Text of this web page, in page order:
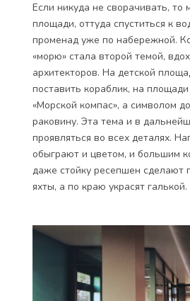
Если никуда не сворачивать,
площади, оттуда спуститься к
променад уже по набережной.
«морю» стала второй темой,
архитекторов. На детской
поставить кораблик, на
«Морской компас», а символом
раковину. Эта тема и в
проявляться во всех деталях.
обыграют и цветом, и большим
даже стойку ресепшен сделают
яхты, а по краю украсят галькой.